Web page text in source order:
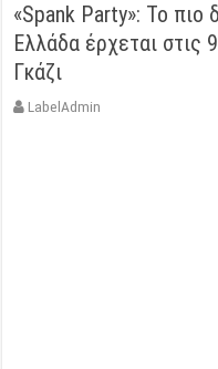
«Spank Party»: To πιο
Ελλάδα έρχεται στις
Γκάζι
LabelAdmin